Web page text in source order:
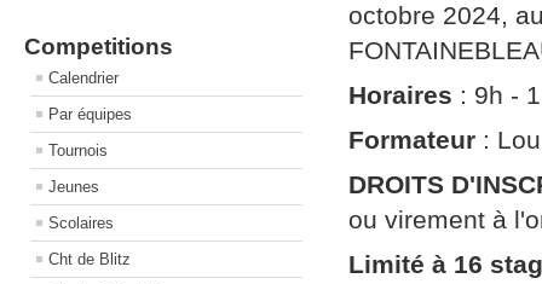
Competitions
Calendrier
Par équipes
Tournois
Jeunes
Scolaires
Cht de Blitz
octobre 2024,
Horaires : 9h -
Formateur :
DROITS
ou virement à
Limité à 16